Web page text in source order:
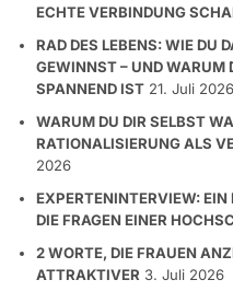
ECHTE VERBINDUNG
RAD DES LEBENS: WIE DU
GEWINNST – UND WARUM
SPANNEND IST 21. Juli 2026
WARUM DU DIR SELBST
RATIONALISIERUNG ALS
2026
EXPERTENINTERVIEW:
DIE FRAGEN EINER
2 WORTE, DIE FRAUEN
ATTRAKTIVER 3. Juli 2026